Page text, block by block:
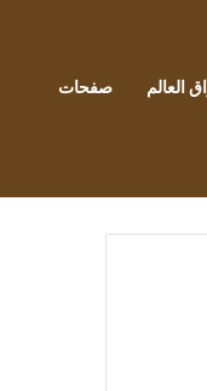
العالم صفحات